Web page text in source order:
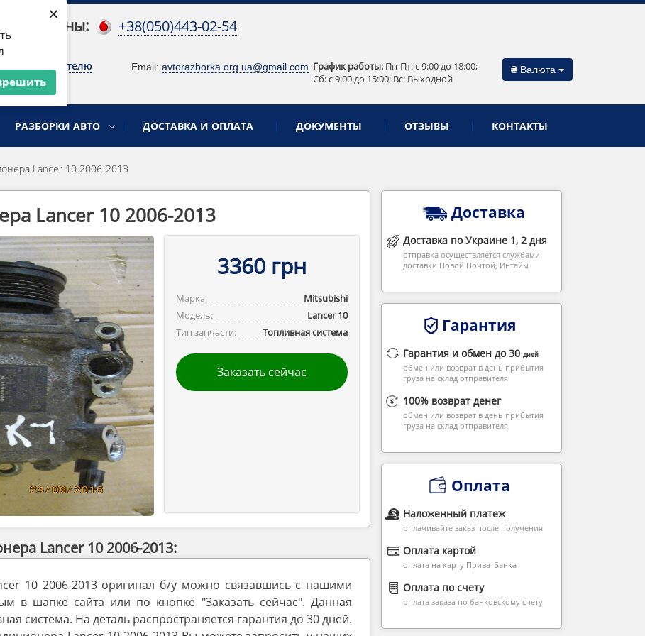
×
телефоны: +38(050)443-02-54
руководителю Email: avtorazborka.org.ua@gmail.com График работы: Пн-Пт: c 9:00 до 18:00;
Сб: c 9:00 до 15:00; Вс: Выходной
₴ Валюта
РАЗБОРКИ АВТО ДОСТАВКА И ОПЛАТА ДОКУМЕНТЫ ОТЗЫВЫ КОНТАКТЫ
Lancer 10 2006-2013
Lancer 10 2006-2013
3360 грн
Марка:
Mitsubishi
Модель:
Lancer 10
Тип запчасти:
Топливная система
Заказать сейчас
Lancer 10 2006-2013:
10 2006-2013 оригинал б/у можно связавшись с нашими
в шапке сайта или по кнопке "Заказать сейчас". Данная
система. На деталь распространяется гарантия до 30 дней.
Доставка
Доставка по Украине 1, 2 дня
отправка осуществляется службами
доставки Новой Почтой, Интайм
Гарантия
Гарантия и обмен до 30 дней
обмен или возврат в день прибытия
груза на склад отправителя
100% возврат денег
обмен или возврат в день прибытия
груза на склад отправителя
Оплата
Наложенный платеж
оплачивайте заказ после получения
Оплата картой
оплата на карту ПриватБанка
Оплата по счету
оплата заказа по банковскому счету